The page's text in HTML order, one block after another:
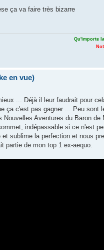
ça va faire très bizarre
Qu'importe
en vue)
... Déjà il leur faudrait pour
ça c'est pas gagner ... Peu
Aventures du Baron
indépassable si ce n'est
sublime la perfection et nous
partie de mon top 1 ex-aequo.